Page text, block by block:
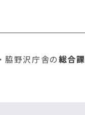
脇野沢庁舎の総合課